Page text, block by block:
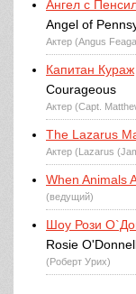
Ангел с
Angel of
Актер (Angus
Капитан Кураж
Courageous
Актер (Capt.
The Lazarus
Актер (Lazarus
When Animals
(ведущий)
Шоу Рози
Rosie
(Роберт Урих)